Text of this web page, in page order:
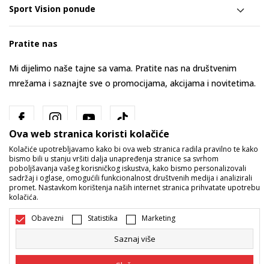
Sport Vision ponude
Pratite nas
Mi dijelimo naše tajne sa vama. Pratite nas na društvenim
mrežama i saznajte sve o promocijama, akcijama i novitetima.
Bosna i Hercegovina Promijenite
Ova web stranica koristi kolačiće
Kolačiće upotrebljavamo kako bi ova web stranica radila pravilno te kako
bismo bili u stanju vršiti dalja unapređenja stranice sa svrhom
poboljšavanja vašeg korisničkog iskustva, kako bismo personalizovali
sadržaj i oglase, omogućili funkcionalnost društvenih medija i analizirali
promet. Nastavkom korištenja naših internet stranica prihvatate upotrebu
kolačića.
Obavezni Statistika Marketing
Saznaj više